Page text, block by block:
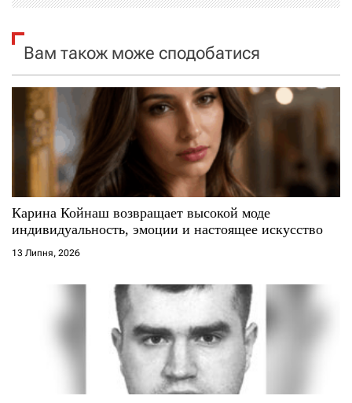
і
я
з
с
і
Вам також може сподобатися
Карина Койнаш возвращает высокой моде
индивидуальность, эмоции и настоящее искусство
13 Липня, 2026